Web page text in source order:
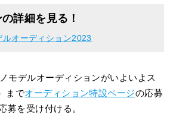
詳細を見る！
ルオーディション2023
モデルオーディションがいよいよス
までオーディション特設ページの応募
募を受け付ける。